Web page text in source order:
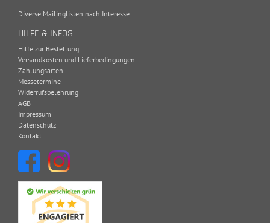
Diverse Mailinglisten nach Interesse.
HILFE & INFOS
Hilfe zur Bestellung
Versandkosten und Lieferbedingungen
Zahlungsarten
Messetermine
Widerrufsbelehrung
AGB
Impressum
Datenschutz
Kontakt